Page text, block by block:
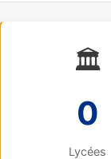
🏛️
0
Lycées